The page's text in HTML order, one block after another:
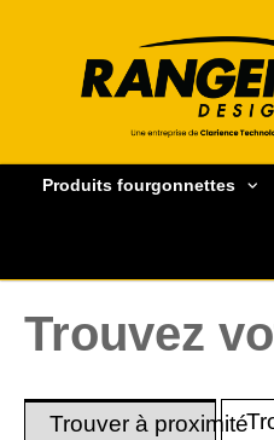
Produits fourgonnettes
Trouvez
Trouver à proximité